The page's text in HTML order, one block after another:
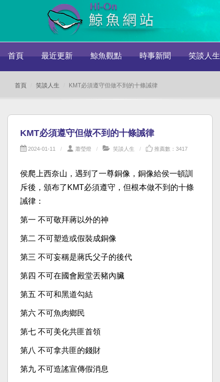
首頁 最近更新 鯨魚觀點 時事新聞 笑談人生
首頁 笑談人生 KMT必須遵守但做不到的十條誡律
KMT必須遵守但做不到的十條誡律
2024-01-11 蕭瑩燈 笑談人生 推薦數：3417
侯爬上西奈山，遇到了一尊銅像，銅像給侯一頓訓
斥後，頒布了KMT必須遵守，但根本做不到的十條
誡律：
第一 不可敬拜蔣以外的神
第二 不可塑造或假裝成銅像
第三 不可妄稱是蔣氏父子的後代
第四 不可在國會殿堂丟豬內臟
第五 不可和黑道勾結
第六 不可魚肉鄉民
第七 不可美化共匪首領
第八 不可拿共匪的錢財
第九 不可造謠宣傳假消息